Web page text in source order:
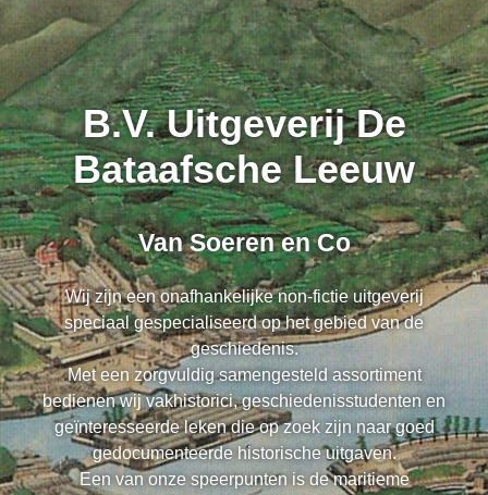
B.V. Uitgeverij De
Bataafsche Leeuw
Van Soeren en Co
Wij zijn een onafhankelijke non-fictie uitgeverij
speciaal gespecialiseerd op het gebied van de
geschiedenis.
Met een zorgvuldig samengesteld assortiment
bedienen wij vakhistorici, geschiedenisstudenten en
geïnteresseerde leken die op zoek zijn naar goed
gedocumenteerde historische uitgaven.
Een van onze speerpunten is de maritieme